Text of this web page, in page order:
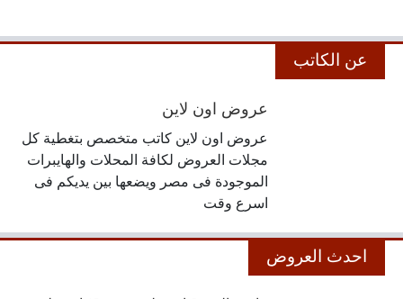
عن الكاتب
عروض اون لاين
عروض اون لاين كاتب متخصص بتغطية كل
مجلات العروض لكافة المحلات والهايبرات
الموجودة فى مصر ويضعها بين يديكم فى
اسرع وقت
احدث العروض